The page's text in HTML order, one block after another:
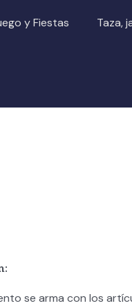
y Fiestas Taza,
se arma con los